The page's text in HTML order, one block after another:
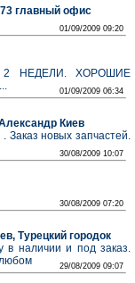
73 главный офис
01/09/2009 09:20
НЕДЕЛИ. ХОРОШИЕ
01/09/2009 06:34
Киев
Заказ новых запчастей.
30/08/2009 10:07
30/08/2009 07:20
Турецкий городок
в наличии и под заказ.
29/08/2009 09:07